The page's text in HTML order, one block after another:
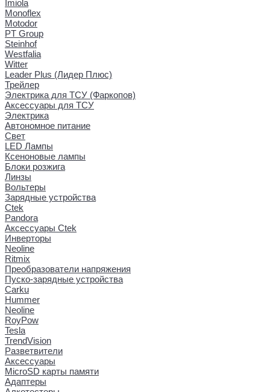
Imiola
Monoflex
Motodor
PT Group
Steinhof
Westfalia
Witter
Leader Plus (Лидер Плюс)
Трейлер
Электрика для ТСУ (Фаркопов)
Аксессуары для ТСУ
Электрика
Автономное питание
Свет
LED Лампы
Ксеноновые лампы
Блоки розжига
Линзы
Вольтеры
Зарядные устройства
Ctek
Pandora
Аксессуары Ctek
Инверторы
Neoline
Ritmix
Преобразователи напряжения
Пуско-зарядные устройства
Carku
Hummer
Neoline
RoyPow
Tesla
TrendVision
Разветвители
Аксессуары
MicroSD карты памяти
Адаптеры